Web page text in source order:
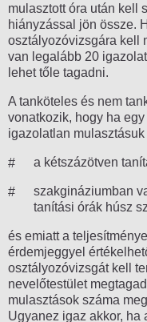
mulasztott óra után kell
hiányzással jön össze.
osztályozóvizsgára kell
van legalább 20
lehet tőle tagadni.
A tanköteles és nem
vonatkozik, hogy ha
igazolatlan
a kétszázötven
szakgináziumban
tanítási órák húsz
és emiatt a
érdemjeggyel
osztályozóvizsgát kell
nevelőtestület
mulasztások száma
Ugyanez igaz akkor, ha